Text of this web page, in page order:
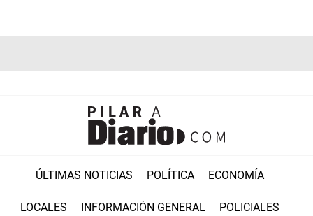
ÚLTIMAS NOTICIAS POLÍTICA ECONOMÍA
LOCALES INFORMACIÓN GENERAL POLICIALES